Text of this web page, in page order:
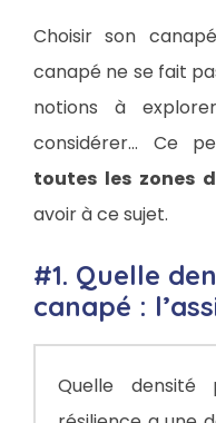
Choisir son
canapé ne se fait
notions à
considérer… Ce
toutes les zones
avoir à ce sujet.
#1. Quelle
canapé :
Quelle